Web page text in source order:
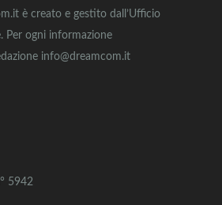
è creato e gestito dall’Ufficio
Per ogni informazione
info@dreamcom.it
5942